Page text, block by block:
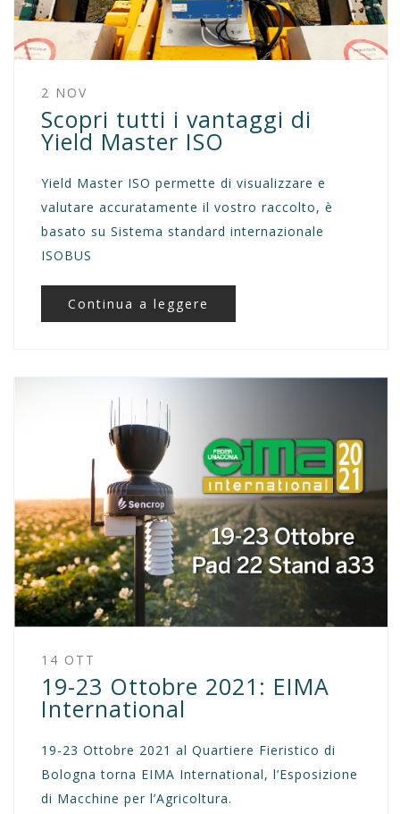
2 NOV
Scopri tutti i vantaggi di
Yield Master ISO
Yield Master ISO permette di visualizzare e
valutare accuratamente il vostro raccolto, è
basato su Sistema standard internazionale
ISOBUS
Continua a leggere
14 OTT
19-23 Ottobre 2021: EIMA
International
19-23 Ottobre 2021 al Quartiere Fieristico di
Bologna torna EIMA International, l’Esposizione
di Macchine per l’Agricoltura.